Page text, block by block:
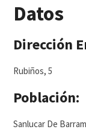
Datos
Dirección
Rubiños, 5
Población:
Sanlucar De